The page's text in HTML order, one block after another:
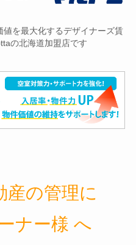
を最大化するデザイナーズ賃
の北海道加盟店です
産の管理に
ナー様 へ